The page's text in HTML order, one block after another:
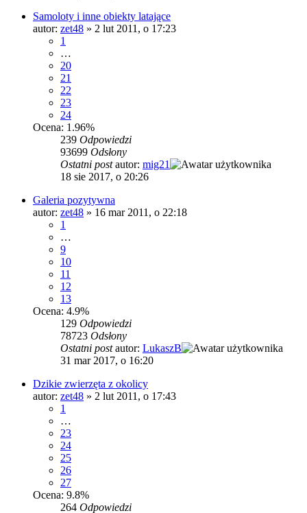
Samoloty i inne obiekty latające
autor: zet48 » 2 lut 2011, o 17:23
1
…
20
21
22
23
24
Ocena: 1.96%
239 Odpowiedzi
93699 Odsłony
Ostatni postautor: mig21
18 sie 2017, o 20:26
Galeria pozytywna
autor: zet48 » 16 mar 2011, o 22:18
1
…
9
10
11
12
13
Ocena: 4.9%
129 Odpowiedzi
78723 Odsłony
Ostatni postautor: LukaszB
31 mar 2017, o 16:20
Dzikie zwierzęta z okolicy
autor: zet48 » 2 lut 2011, o 17:43
1
…
23
24
25
26
27
Ocena: 9.8%
264 Odpowiedzi